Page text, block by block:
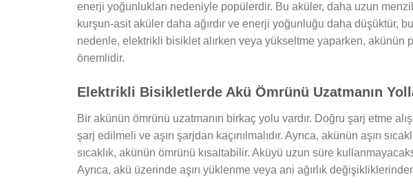
enerji yoğunlukları nedeniyle popülerdir. Bu aküler, daha uzun
kurşun-asit aküler daha ağırdır ve enerji yoğunluğu daha düşüktür,
nedenle, elektrikli bisiklet alırken veya yükseltme yaparken, akünün
önemlidir.
Elektrikli Bisikletlerde Akü Ömrünü Uzatmanın
Bir akünün ömrünü uzatmanın birkaç yolu vardır. Doğru şarj etme
şarj edilmeli ve aşırı şarjdan kaçınılmalıdır. Ayrıca, akünün aşırı
sıcaklık, akünün ömrünü kısaltabilir. Aküyü uzun süre
Ayrıca, akü üzerinde aşırı yüklenme veya ani ağırlık